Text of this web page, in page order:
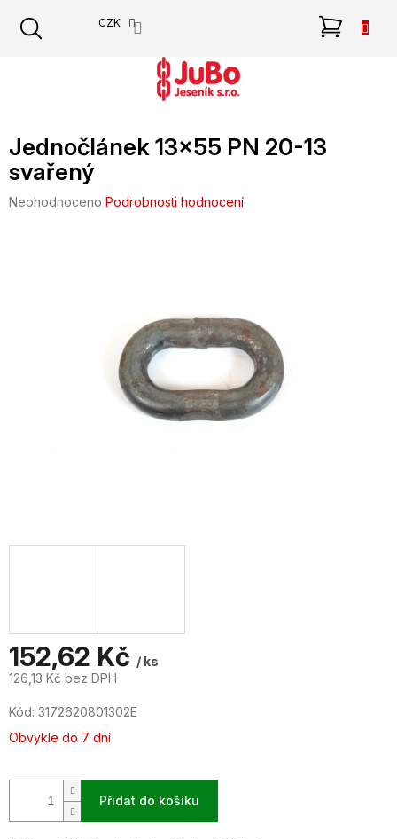
obsah
CZK
Jednočlánek 13x55 PN 20-13
svařený
Průměrné
Neohodnoceno Podrobnosti hodnocení
152,62 Kč / ks
126,13 Kč bez DPH
cena:
Kód: 3172620801302E
Obvykle do 7 dní
Přidat do košíku